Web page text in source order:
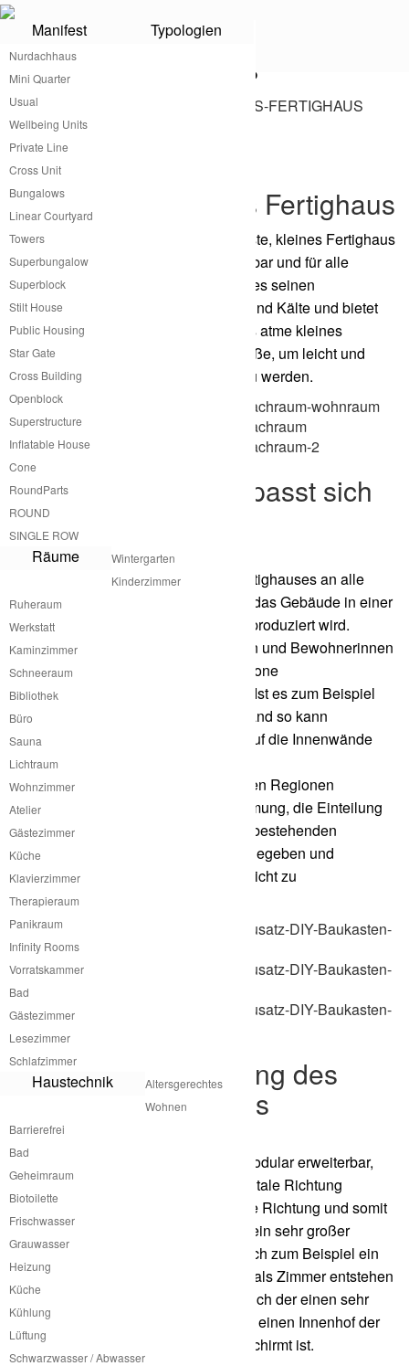
Manifest Typologien
Nurdachhaus
Mini Quarter
Usual
Wellbeing Units
Private Line
Cross Unit
Bungalows
Linear Courtyard
Towers
Superbungalow
Superblock
Stilt House
Public Housing
Star Gate
Cross Building
Openblock
Superstructure
Inflatable House
Cone
RoundParts
ROUND
SINGLE ROW
Räume
Wintergarten
Kinderzimmer
Ruheraum
Werkstatt
Kaminzimmer
Schneeraum
Bibliothek
Büro
Sauna
Lichtraum
Wohnzimmer
Atelier
Gästezimmer
Küche
Klavierzimmer
Therapieraum
Panikraum
Infinity Rooms
Vorratskammer
Bad
Gästezimmer
Lesezimmer
Schlafzimmer
Haustechnik
Altersgerechtes
Wohnen
Barrierefrei
Bad
Geheimraum
Biotoilette
Frischwasser
Grauwasser
Heizung
Küche
Kühlung
Lüftung
Schwarzwasser / Abwasser
Fertighaus
Praktisches, kleines Fertighaus
atme hat das wahrscheinlich günstigste, kleines Fertighaus
im Sortiment. Klein, modular erweiterbar und für alle
Klimazonen der Welt anpassbar gibt es seinen
Bewohner*innen Schutz vor Wärme und Kälte und bietet
allen notwendigen Wohnkomfort. Das atme kleines
Fertighaus hat genau die richtige Größe, um leicht und
einfach transportiert und aufgebaut zu werden.
Kleines Fertighaus passt sich
an Klimazonen an
Die Anpassung des kleinen atme Fertighauses an alle
Klimazonen ist dadurch geben, dass das Gebäude in einer
ursprünglich nur konstruktiven Hülle produziert wird.
Danach kann es von den Nutzerinnen und Bewohnerinnen
je nach Anforderungen an die Klimazone
dementsprechend gedämmt werden. Ist es zum Beispiel
eine sehr heiße Region in Griechenland so kann
nachträglich zusätzliche Dämmung auf die Innenwände
aufgebracht werden.
Das gleiche Prinzip kann in sehr kalten Regionen
angewandt werden. Die Art der Dämmung, die Einteilung
und gestalterische Integration in den bestehenden
Innenraum sind von atme bereits vorgegeben und
zusammen mit einer Handwerkerin leicht zu
bewerkstelligen.
Modulare Erweiterung des
kleinen Fertighauses
Das kleine Fertighaus von atme ist modular erweiterbar,
das bedeutet man kann in die horizontale Richtung
erweitern genauso wie in die vertikale Richtung und somit
kann aus einem kleinen Modul auch ein sehr großer
Komplex entstehen. Es kann aber auch zum Beispiel ein
Familienhaus mit mehreren Modulen als Zimmer entstehen
oder auch ein lang gezogener Schlauch der einen sehr
großen Kreis bildet beziehungsweise einen Innenhof der
durch die Module nach Außen abgeschirmt ist.